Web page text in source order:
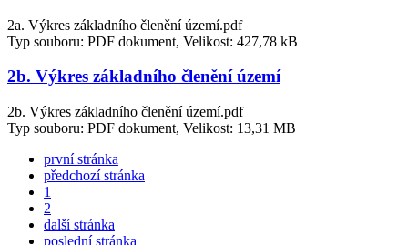
2a. Výkres základního členění území.pdf
Typ souboru: PDF dokument, Velikost: 427,78 kB
2b. Výkres základního členění území
2b. Výkres základního členění území.pdf
Typ souboru: PDF dokument, Velikost: 13,31 MB
první stránka
předchozí stránka
1
2
další stránka
poslední stránka